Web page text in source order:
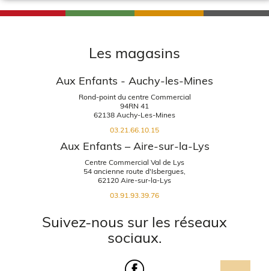
Les magasins
Aux Enfants - Auchy-les-Mines
Rond-point du centre Commercial
94RN 41
62138 Auchy-Les-Mines
03.21.66.10.15
Aux Enfants – Aire-sur-la-Lys
Centre Commercial Val de Lys
54 ancienne route d'Isbergues,
62120 Aire-sur-la-Lys
03.91.93.39.76
Suivez-nous sur les réseaux
sociaux.